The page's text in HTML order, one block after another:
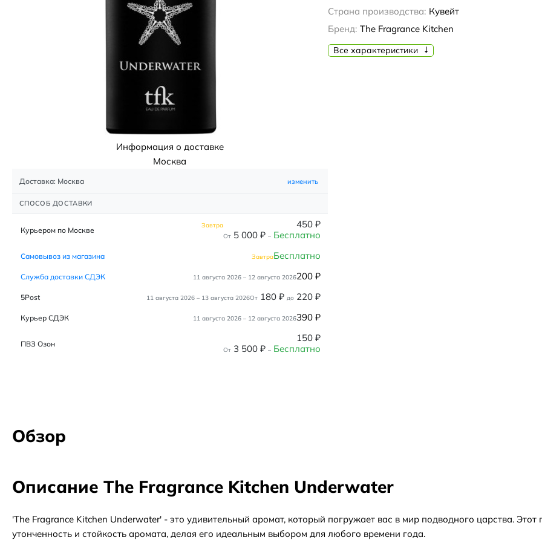
Страна производства: Кувейт
Бренд: The Fragrance Kitchen
Все характеристики
Информация о доставке
Москва
Доставка: Москва изменить
СПОСОБ ДОСТАВКИ
Курьером по Москве Завтра 450 ₽
От 5 000 ₽ – Бесплатно
Самовывоз из магазина ЗавтраБесплатно
Служба доставки СДЭК 11 августа 2026 – 12 августа 2026200 ₽
5Post 11 августа 2026 – 13 августа 2026От 180 ₽ до 220 ₽
Курьер СДЭК 11 августа 2026 – 12 августа 2026390 ₽
ПВЗ Озон 150 ₽
От 3 500 ₽ – Бесплатно
Обзор
Описание The Fragrance Kitchen Underwater
'The Fragrance Kitchen Underwater' - это удивительный аромат, который погружает вас в мир подводного царства.
утонченность и стойкость аромата, делая его идеальным выбором для любого времени года.